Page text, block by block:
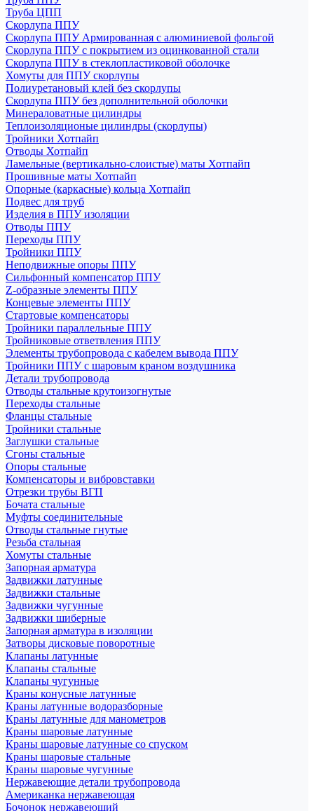
Труба ЦПП
Скорлупа ППУ
Скорлупа ППУ Армированная с алюминиевой фольгой
Скорлупа ППУ с покрытием из оцинкованной стали
Скорлупа ППУ в стеклопластиковой оболочке
Хомуты для ППУ скорлупы
Полиуретановый клей без скорлупы
Скорлупа ППУ без дополнительной оболочки
Минераловатные цилиндры
Теплоизоляционые цилиндры (скорлупы)
Тройники Хотпайп
Отводы Хотпайп
Ламельные (вертикально-слоистые) маты Хотпайп
Прошивные маты Хотпайп
Опорные (каркасные) кольца Хотпайп
Подвес для труб
Изделия в ППУ изоляции
Отводы ППУ
Переходы ППУ
Тройники ППУ
Неподвижные опоры ППУ
Cильфонный компенсатор ППУ
Z-образные элементы ППУ
Концевые элементы ППУ
Стартовые компенсаторы
Тройники параллельные ППУ
Тройниковые ответвления ППУ
Элементы трубопровода с кабелем вывода ППУ
Тройники ППУ с шаровым краном воздушника
Детали трубопровода
Отводы стальные крутоизогнутые
Переходы стальные
Фланцы стальные
Тройники стальные
Заглушки стальные
Сгоны стальные
Опоры стальные
Компенсаторы и вибровставки
Отрезки трубы ВГП
Бочата стальные
Муфты соединительные
Отводы стальные гнутые
Резьба стальная
Хомуты стальные
Запорная арматура
Задвижки латунные
Задвижки стальные
Задвижки чугунные
Задвижки шиберные
Запорная арматура в изоляции
Затворы дисковые поворотные
Клапаны латунные
Клапаны стальные
Клапаны чугунные
Краны конусные латунные
Краны латунные водоразборные
Краны латунные для манометров
Краны шаровые латунные
Краны шаровые латунные со спуском
Краны шаровые стальные
Краны шаровые чугунные
Нержавеющие детали трубопровода
Американка нержавеющая
Бочонок нержавеющий